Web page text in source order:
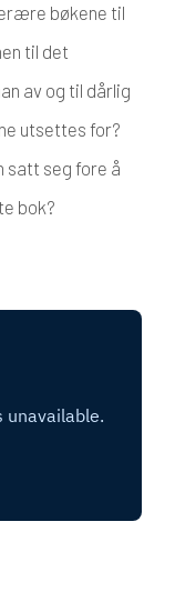
bøkene til
til det
av og til dårlig
utsettes for?
satt seg fore å
bok?